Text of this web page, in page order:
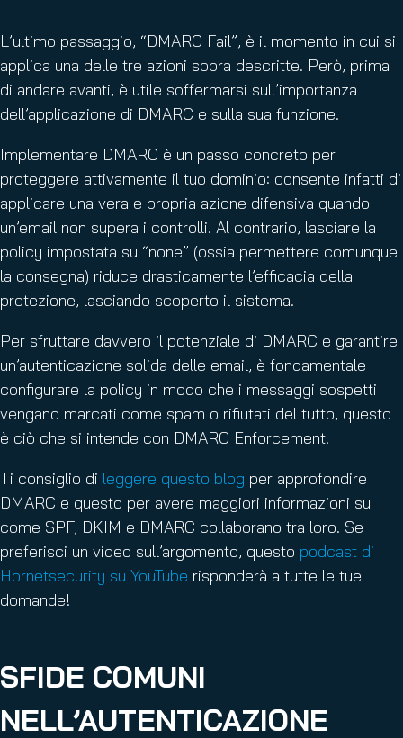
L’ultimo passaggio, “DMARC Fail”, è il momento in cui si
applica una delle tre azioni sopra descritte. Però, prima
di andare avanti, è utile soffermarsi sull’importanza
dell’applicazione di DMARC e sulla sua funzione.
Implementare DMARC è un passo concreto per
proteggere attivamente il tuo dominio: consente infatti di
applicare una vera e propria azione difensiva quando
un’email non supera i controlli. Al contrario, lasciare la
policy impostata su “none” (ossia permettere comunque
la consegna) riduce drasticamente l’efficacia della
protezione, lasciando scoperto il sistema.
Per sfruttare davvero il potenziale di DMARC e garantire
un’autenticazione solida delle email, è fondamentale
configurare la policy in modo che i messaggi sospetti
vengano marcati come spam o rifiutati del tutto, questo
è ciò che si intende con DMARC Enforcement.
Ti consiglio di leggere questo blog per approfondire
DMARC e questo per avere maggiori informazioni su
come SPF, DKIM e DMARC collaborano tra loro. Se
preferisci un video sull’argomento, questo podcast di
Hornetsecurity su YouTube risponderà a tutte le tue
domande!
SFIDE COMUNI
NELL’AUTENTICAZIONE